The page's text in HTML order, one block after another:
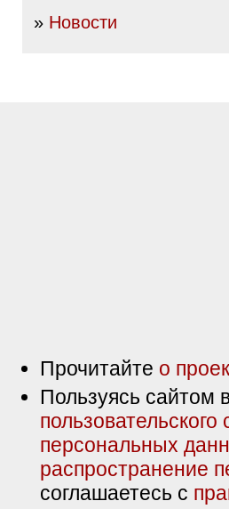
» Новости
Прочитайте о
Пользуясь сайтом
пользовательского
персональных
распространение
соглашаетесь с